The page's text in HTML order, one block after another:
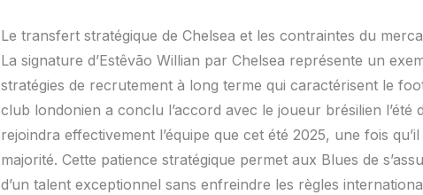
Le transfert stratégique de Chelsea et les contraintes du
La signature d’Estêvão Willian par Chelsea représente un
stratégies de recrutement à long terme qui caractérisent le
club londonien a conclu l’accord avec le joueur brésilien l’été
rejoindra effectivement l’équipe que cet été 2025, une fois
majorité. Cette patience stratégique permet aux Blues de
d’un talent exceptionnel sans enfreindre les règles